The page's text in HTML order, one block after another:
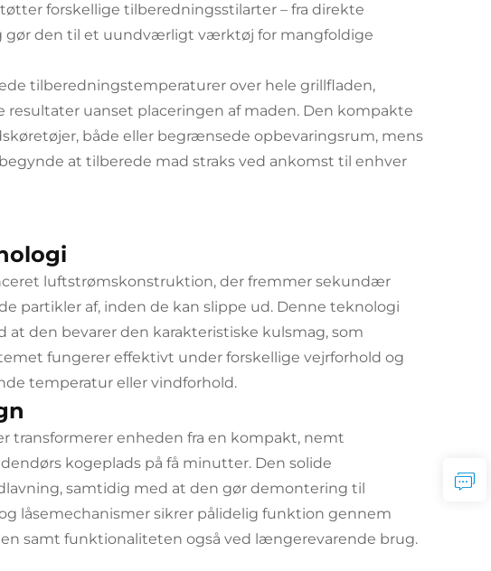
forskellige tilberedningsstilarter – fra direkte
gør den til et uundværligt værktøj for mangfoldige
tilberedningstemperaturer over hele grillfladen,
uanset placeringen af maden. Den kompakte
både eller begrænsede opbevaringsrum, mens
at tilberede mad straks ved ankomst til enhver
luftstrømskonstruktion, der fremmer sekundær
af, inden de kan slippe ud. Denne teknologi
den bevarer den karakteristiske kulsmag, som
fungerer effektivt under forskellige vejrforhold og
temperatur eller vindforhold.
transformerer enheden fra en kompakt, nemt
kogeplads på få minutter. Den solide
samtidig med at den gør demontering til
låsemechanismer sikrer pålidelig funktion gennem
samt funktionaliteten også ved længerevarende brug.